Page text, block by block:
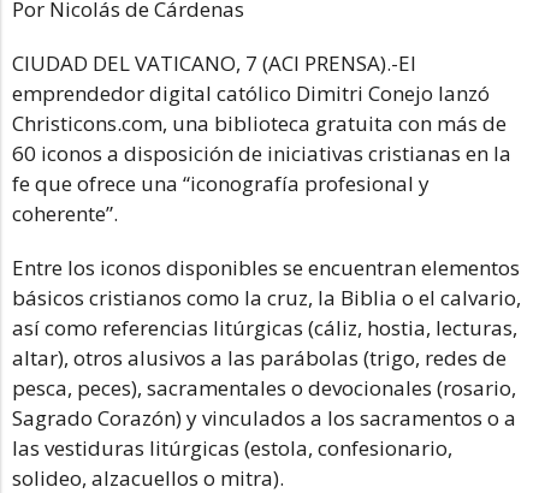
Por Nicolás de Cárdenas
CIUDAD DEL VATICANO, 7 (ACI PRENSA).-El
emprendedor digital católico Dimitri Conejo lanzó
Christicons.com, una biblioteca gratuita con más de
60 iconos a disposición de iniciativas cristianas en la
fe que ofrece una “iconografía profesional y
coherente”.
Entre los iconos disponibles se encuentran elementos
básicos cristianos como la cruz, la Biblia o el calvario,
así como referencias litúrgicas (cáliz, hostia, lecturas,
altar), otros alusivos a las parábolas (trigo, redes de
pesca, peces), sacramentales o devocionales (rosario,
Sagrado Corazón) y vinculados a los sacramentos o a
las vestiduras litúrgicas (estola, confesionario,
solideo, alzacuellos o mitra).